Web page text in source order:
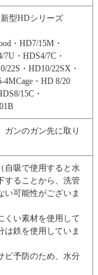
型HDシリーズ
・HD7/15M・
・HDS4/7C・
22S・HD10/22SX・
4MCage・HD 8/20
15C・
ガンのガン先に取り
自吸で使用すると水
することから、洗管
い可能性がございま
くい素材を使用して
は鉄を使用していま
ビ予防のため、水分